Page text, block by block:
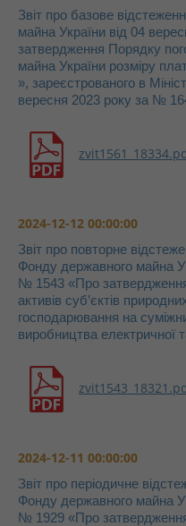
Звіт про базове
майна України від 04
затвердження Порядку
майна України розміру
», зареєстрованого в
вересня 2023 року за №
2024-12-12 00:00:00
Звіт про повторне
Фонду державного майна
№ 1543 «Про
активів суб’єктів
господарювання на
виробництва електричної
2024-12-11 00:00:00
Звіт про періодичне
Фонду державного майна
№ 1929 «Про